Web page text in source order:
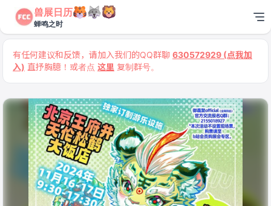
兽展日历
蝉鸣之时
有任何建议和反馈，请加入我们的QQ群聊 630572929 (点我加
入) 直抒胸臆！或者点 这里 复制群号。